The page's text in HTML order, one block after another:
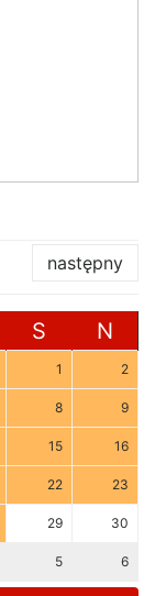
następny
S N
1 2
8 9
15 16
22 23
29 30
5 6